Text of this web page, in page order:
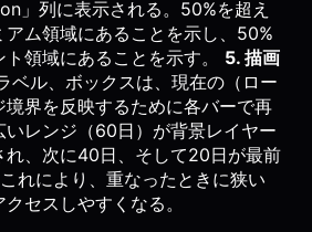
」列に表示される。50%を超え
アム領域にあることを示し、50%
領域にあることを示す。 5. 描画
ベル、ボックスは、現在の（ロー
境界を反映するために各バーで再
レンジ（60日）が背景レイヤー
れ、次に40日、そして20日が最前
れにより、重なったときに狭い
セスしやすくなる。